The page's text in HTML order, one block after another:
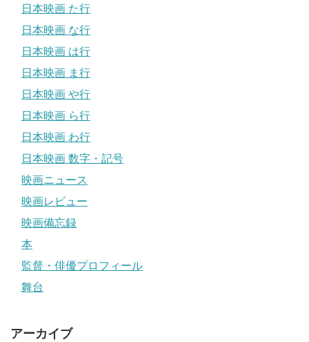
日本映画 た行
日本映画 な行
日本映画 は行
日本映画 ま行
日本映画 や行
日本映画 ら行
日本映画 わ行
日本映画 数字・記号
映画ニュース
映画レビュー
映画備忘録
本
監督・俳優プロフィール
舞台
アーカイブ